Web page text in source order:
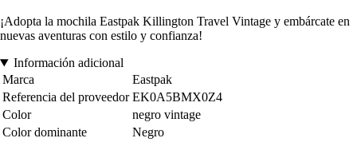
¡Adopta la mochila Eastpak Killington Travel Vintage y embárcate en
nuevas aventuras con estilo y confianza!
Información adicional
Marca
Eastpak
Referencia del proveedor EK0A5BMX0Z4
Color
negro vintage
Color dominante
Negro